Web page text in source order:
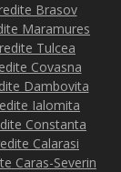
Brasov
Maramures
Tulcea
Covasna
Dambovita
Ialomita
Constanta
Calarasi
Caras-Severin